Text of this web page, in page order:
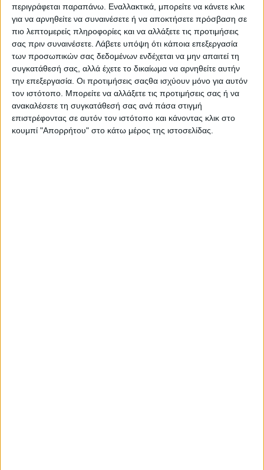
περιγράφεται παραπάνω. Εναλλακτικά, μπορείτε να κάνετε κλικ
για να αρνηθείτε να συναινέσετε ή να αποκτήσετε πρόσβαση σε
πιο λεπτομερείς πληροφορίες και να αλλάξετε τις προτιμήσεις
σας πριν συναινέσετε. Λάβετε υπόψη ότι κάποια επεξεργασία
των προσωπικών σας δεδομένων ενδέχεται να μην απαιτεί τη
συγκατάθεσή σας, αλλά έχετε το δικαίωμα να αρνηθείτε αυτήν
την επεξεργασία. Οι προτιμήσεις σαςθα ισχύουν μόνο για αυτόν
τον ιστότοπο. Μπορείτε να αλλάξετε τις προτιμήσεις σας ή να
ανακαλέσετε τη συγκατάθεσή σας ανά πάσα στιγμή
επιστρέφοντας σε αυτόν τον ιστότοπο και κάνοντας κλικ στο
κουμπί "Απορρήτου" στο κάτω μέρος της ιστοσελίδας.